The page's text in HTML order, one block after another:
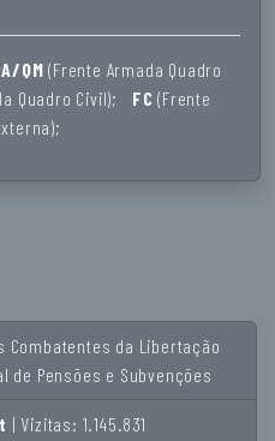
QM(Frente Armada Quadro
Quadro Civil); FC(Frente
Combatentes da Libertação
de Pensões e Subvenções
| Vizitas: 1.145.831